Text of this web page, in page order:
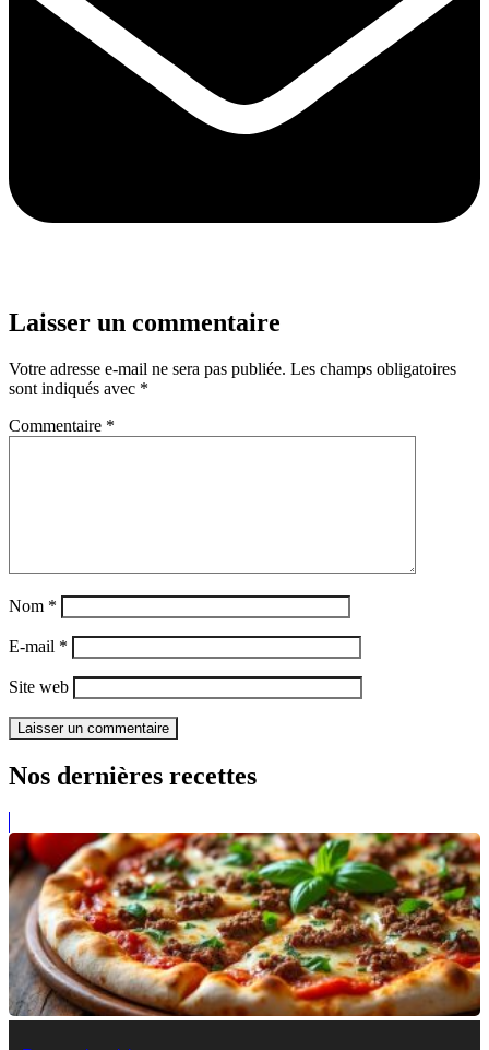
Laisser un commentaire
Votre adresse e-mail ne sera pas publiée. Les champs obligatoires
sont indiqués avec *
Commentaire *
Nom *
E-mail *
Site web
Nos dernières recettes